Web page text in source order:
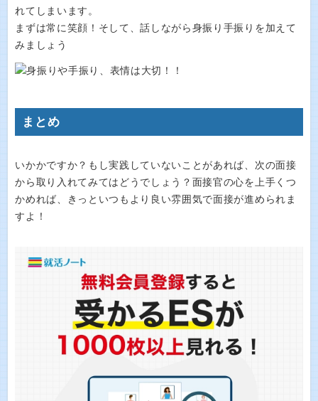
れてしまいます。
まずは常に笑顔！そして、話しながら身振り手振りを加えて
みましょう
まとめ
いかかですか？もし実践していないことがあれば、次の面接
から取り入れてみてはどうでしょう？面接官の心を上手くつ
かめれば、きっといつもより良い雰囲気で面接が進められま
すよ！